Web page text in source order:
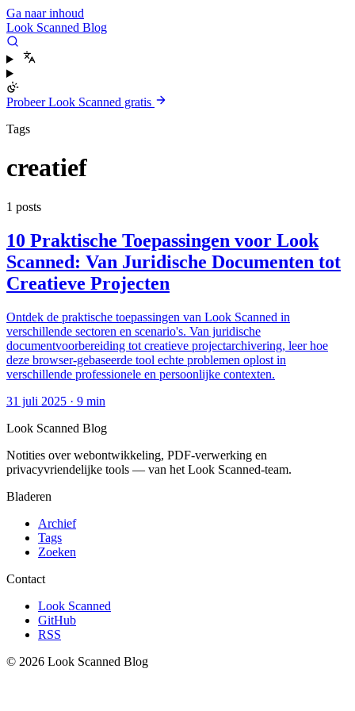
Ga naar inhoud
Look Scanned Blog
Probeer Look Scanned gratis
Tags
creatief
1 posts
10 Praktische Toepassingen voor Look
Scanned: Van Juridische Documenten tot
Creatieve Projecten
Ontdek de praktische toepassingen van Look Scanned in
verschillende sectoren en scenario's. Van juridische
documentvoorbereiding tot creatieve projectarchivering, leer hoe
deze browser-gebaseerde tool echte problemen oplost in
verschillende professionele en persoonlijke contexten.
31 juli 2025 · 9 min
Look Scanned Blog
Notities over webontwikkeling, PDF-verwerking en
privacyvriendelijke tools — van het Look Scanned-team.
Bladeren
Archief
Tags
Zoeken
Contact
Look Scanned
GitHub
RSS
© 2026 Look Scanned Blog